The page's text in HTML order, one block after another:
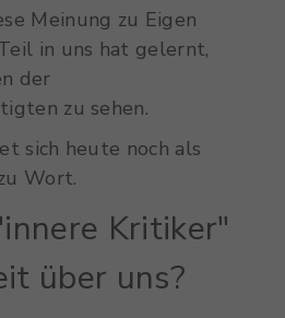
Meinung zu Eigen
in uns hat gelernt,
der
zu sehen.
sich heute noch als
Wort.
Kritiker"
über uns?